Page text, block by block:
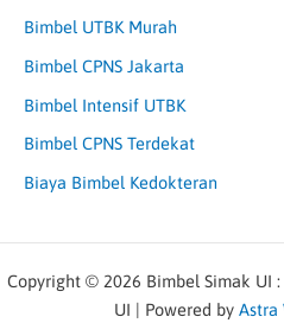
Bimbel UTBK Murah
Bimbel CPNS Jakarta
Bimbel Intensif UTBK
Bimbel CPNS Terdekat
Biaya Bimbel Kedokteran
Copyright © 2026 Bimbel Simak UI
UI | Powered by Astra